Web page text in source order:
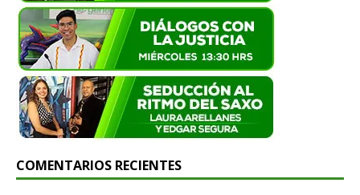
COMENTARIOS RECIENTES